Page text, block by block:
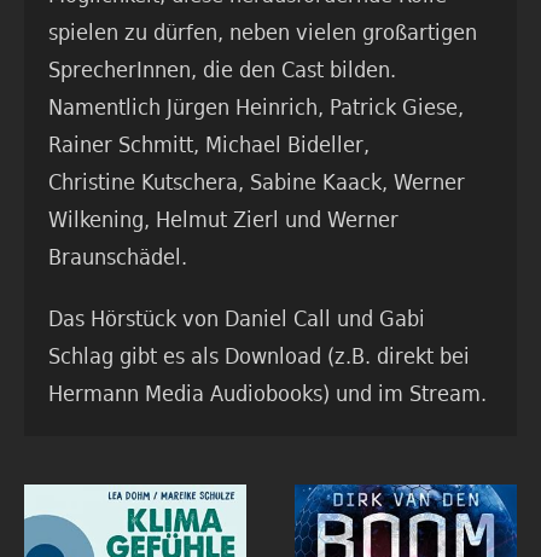
spielen zu dürfen, neben vielen großartigen
SprecherInnen, die den Cast bilden.
Namentlich Jürgen Heinrich, Patrick Giese,
Rainer Schmitt, Michael Bideller,
Christine Kutschera, Sabine Kaack, Werner
Wilkening, Helmut Zierl und Werner
Braunschädel.
Das Hörstück von Daniel Call und Gabi
Schlag gibt es als Download (z.B. direkt bei
Hermann Media Audiobooks) und im Stream.